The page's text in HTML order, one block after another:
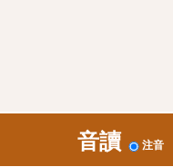
音讀 注音